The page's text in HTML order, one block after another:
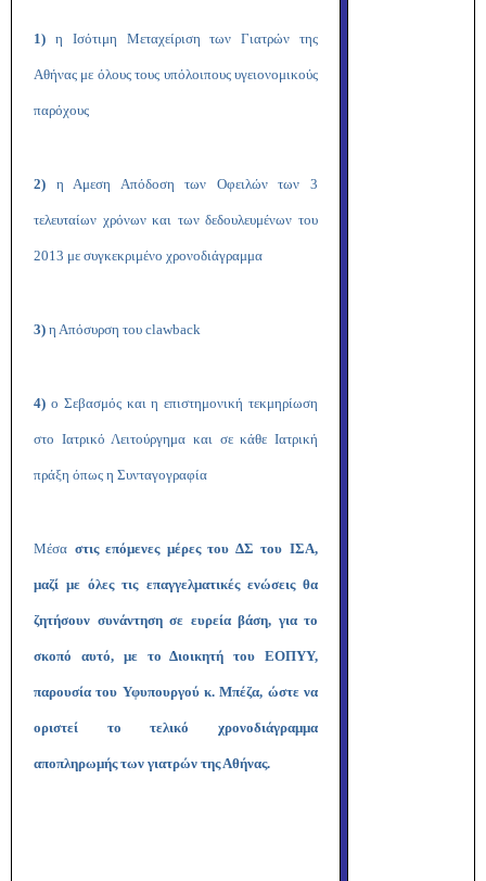
1) η Ισότιμη Μεταχείριση των Γιατρών της
Αθήνας με όλους τους υπόλοιπους υγειονομικούς
παρόχους
2) η Αμεση Απόδοση των Οφειλών των 3
τελευταίων χρόνων και των δεδουλευμένων του
2013 με συγκεκριμένο χρονοδιάγραμμα
3) η Απόσυρση του clawback
4) ο Σεβασμός και η επιστημονική τεκμηρίωση
στο Ιατρικό Λειτούργημα και σε κάθε Ιατρική
πράξη όπως η Συνταγογραφία
Μέσα στις επόμενες μέρες του ΔΣ του ΙΣΑ,
μαζί με όλες τις επαγγελματικές ενώσεις θα
ζητήσουν συνάντηση σε ευρεία βάση, για το
σκοπό αυτό, με το Διοικητή του ΕΟΠΥΥ,
παρουσία του Υφυπουργού κ. Μπέζα, ώστε να
οριστεί το τελικό χρονοδιάγραμμα
αποπληρωμής των γιατρών της Αθήνας.